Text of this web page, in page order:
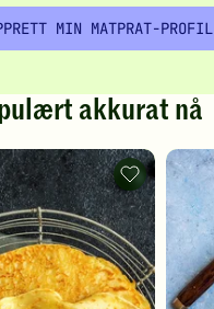
MIN MATPRAT-PROFIL
akkurat nå
Pannekaker
-
legg
til
favoritter